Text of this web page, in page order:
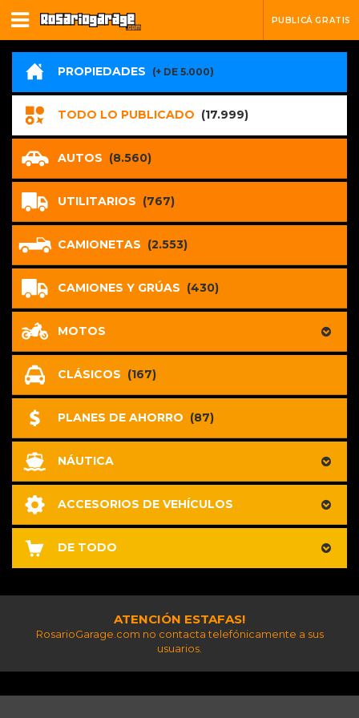
PUBLICÁ GRATIS
PROPIEDADES (+ DE 5.000)
TODO LO PUBLICADO (17.999)
AUTOS (8.560)
UTILITARIOS (767)
CAMIONETAS (2.553)
CAMIONES Y GRÚAS (430)
MOTOS
CLÁSICOS (167)
PLANES DE AHORRO (87)
NÁUTICA
ACCESORIOS DE VEHÍCULOS
DE TODO
ATENCIÓN ESTAFAS!
RosarioGarage.com no contacta telefónicamente a sus
usuarios.